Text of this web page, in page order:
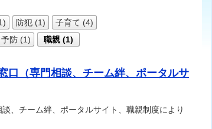
防犯 (1)
子育て (4)
防 (1) 職親 (1)
口（専門相談、チーム絆、ポータルサ
、チーム絆、ポータルサイト、職親制度により